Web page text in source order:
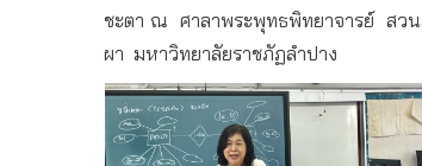
ชะตา ณ ศาลาพระพุทธพิทยาจารย์ สว
ผา มหาวิทยาลัยราชภัฏลำปาง